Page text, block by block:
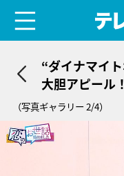
“ダイナマイ
大胆アピール
ん」
（写真ギャラリー 2/4）